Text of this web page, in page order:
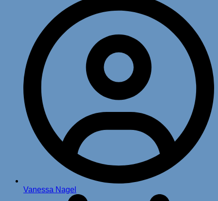
Vanessa Nagel